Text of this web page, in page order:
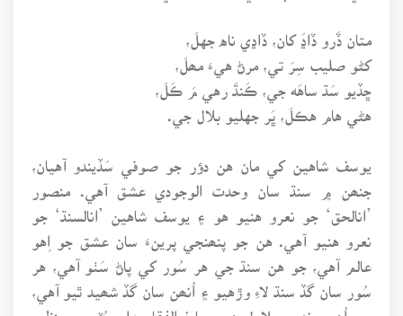
متان ڏَرو ڏاڍَ کان، ڏاڍي ناه جهلَ،
کڻو صليب سِرَ تي، مرڻ هيءَ مھلَ،
ڇڏيو سَڌ ساهَه جي، ڪَنڌَ رهي مَ ڪَلَ،
هڻي هام هڪلَ، ڀَر جهليو بلال جي.
يوسف شاهين کي مان هن دؤر جو صوفي سَڏيندو آهيان،
جنھن ۾ سنڌ سان وحدت الوجودي عشق آهي. منصور
’انالحق‘ جو نعرو هنيو هو ۽ يوسف شاهين ’انالسنڌ‘ جو
نعرو هنيو آهي. هن جو پنھنجي پرينءَ سان عشق جو اِهو
عالم آهي، جو هن سنڌ جي هر سُور کي پاڻ سَٺو آهي، هر
سُور سان گڏ سنڌ لاءِ وڙهيو ۽ اُنھن سان گڏ شھيد ٿيو آهي،
پوءِ اُهو مخدوم بلاول هجي يا ذوالفقار علي ڀُٽو ۽ بينظير